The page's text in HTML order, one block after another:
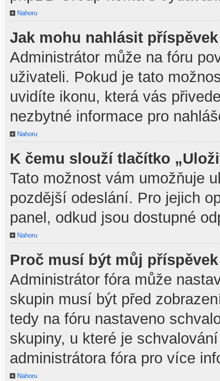
Nahoru
Jak mohu nahlásit
Administrátor může na fóru
uživateli. Pokud je tato
uvidíte ikonu, která vás
nezbytné informace pro
Nahoru
K čemu slouží tlačítko
Tato možnost vám umožňuje
pozdější odeslání. Pro jejich
panel, odkud jsou dostupné
Nahoru
Proč musí být můj
Administrátor fóra může
skupin musí být před
tedy na fóru nastaveno
skupiny, u které je
administrátora fóra pro více
Nahoru